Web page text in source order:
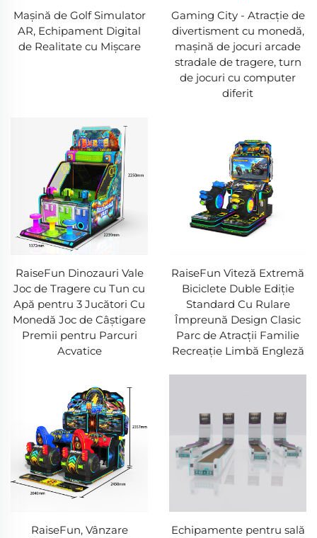
Mașină de Golf Simulator
AR, Echipament Digital
de Realitate cu Mișcare
Gaming City - Atracție de
divertisment cu monedă,
mașină de jocuri arcade
stradale de tragere, turn
de jocuri cu computer
diferit
RaiseFun Dinozauri Vale
Joc de Tragere cu Tun cu
Apă pentru 3 Jucători Cu
Monedă Joc de Câștigare
Premii pentru Parcuri
Acvatice
RaiseFun Viteză Extremă
Biciclete Duble Ediție
Standard Cu Rulare
Împreună Design Clasic
Parc de Atracții Familie
Recreație Limbă Engleză
RaiseFun, Vânzare
Echipamente pentru sală